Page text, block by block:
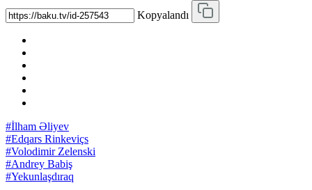
Kopyalandı
#İlham Əliyev
#Edqars Rinkeviçs
#Volodimir Zelenski
#Andrey Babiş
#Yekunlaşdıraq